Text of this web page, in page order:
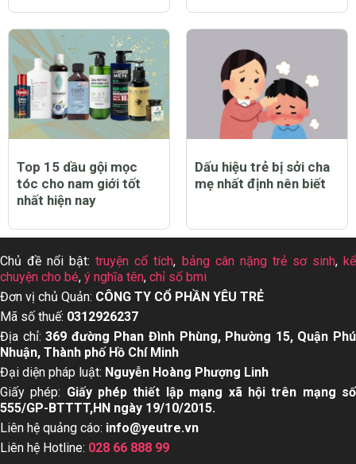
Top 15 dầu gội mọc
tóc cho nam giới tốt
nhất hiện nay
Dấu hiệu trẻ bị sởi cha
mẹ nhất định nên biết
Chủ đề nổi bật:truyện cổ tích, bảng cân nặng trẻ sơ sinh,kể
chuyện cho bé, ý nghĩa tên, chỉ số bmi
Đơn vị chủ Quản: CÔNG TY CỔ PHẦN YÊU TRẺ
Mã số thuế: 0312926237
Địa chỉ:369 đường Phan Đình Phùng, Phường 15, Quận Phú
Nhuận, Thành phố Hồ Chí Minh
Đại diện pháp luật: Nguyễn Hoàng Phượng Linh
Giấy phép: Giấy phép thiết lập mạng xã hội trên mạng số
555/GP-BTTTT,HN ngày 19/10/2015.
Liên hệ quảng cáo: info@yeutre.vn
Liên hệ Hotline: 028 66 888 99